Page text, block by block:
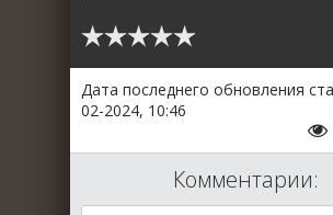
Дата последнего обновления
02-2024, 10:46
Комментарии: